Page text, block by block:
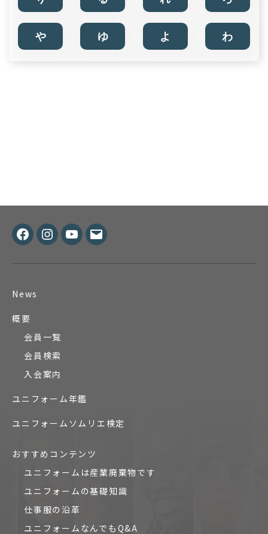
や ゆ よ わ
FacebookInstagramYoutube
メ
ル
News
概要
会員一覧
会員検索
入会案内
ユニフォーム年鑑
ユニフォームソムリエ検定
おすすめコンテンツ
ユニフォームは産業廃棄物です
ユニフォームの基礎知識
仕事服の沿革
ユニフォームなんでもQ&A